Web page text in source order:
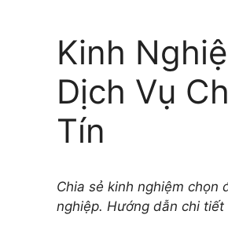
Kinh
Dịch Vụ
Tín
Chia sẻ kinh nghiệm chọn
nghiệp. Hướng dẫn chi